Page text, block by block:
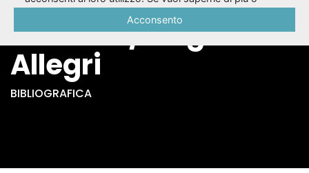
Dario Fo / Luigi
Allegri
BIBLIOGRAFICA
Acconsento